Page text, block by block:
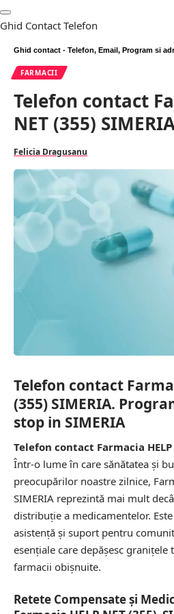
Ghid Contact Telefon
Ghid contact - Telefon, Email, Program si
FARMACII
Telefon contact
NET (355)
Felicia Dragusanu
Telefon contact
(355) SIMERIA.
stop in SIMERIA
Telefon contact Farmacia HELP
Într-o lume în care sănătatea și
preocupărilor noastre zilnice,
SIMERIA reprezintă mai mult
distribuție a medicamentelor.
asistență și suport pentru
esențiale care depășesc
farmacii obișnuite.
Retete Compensate și